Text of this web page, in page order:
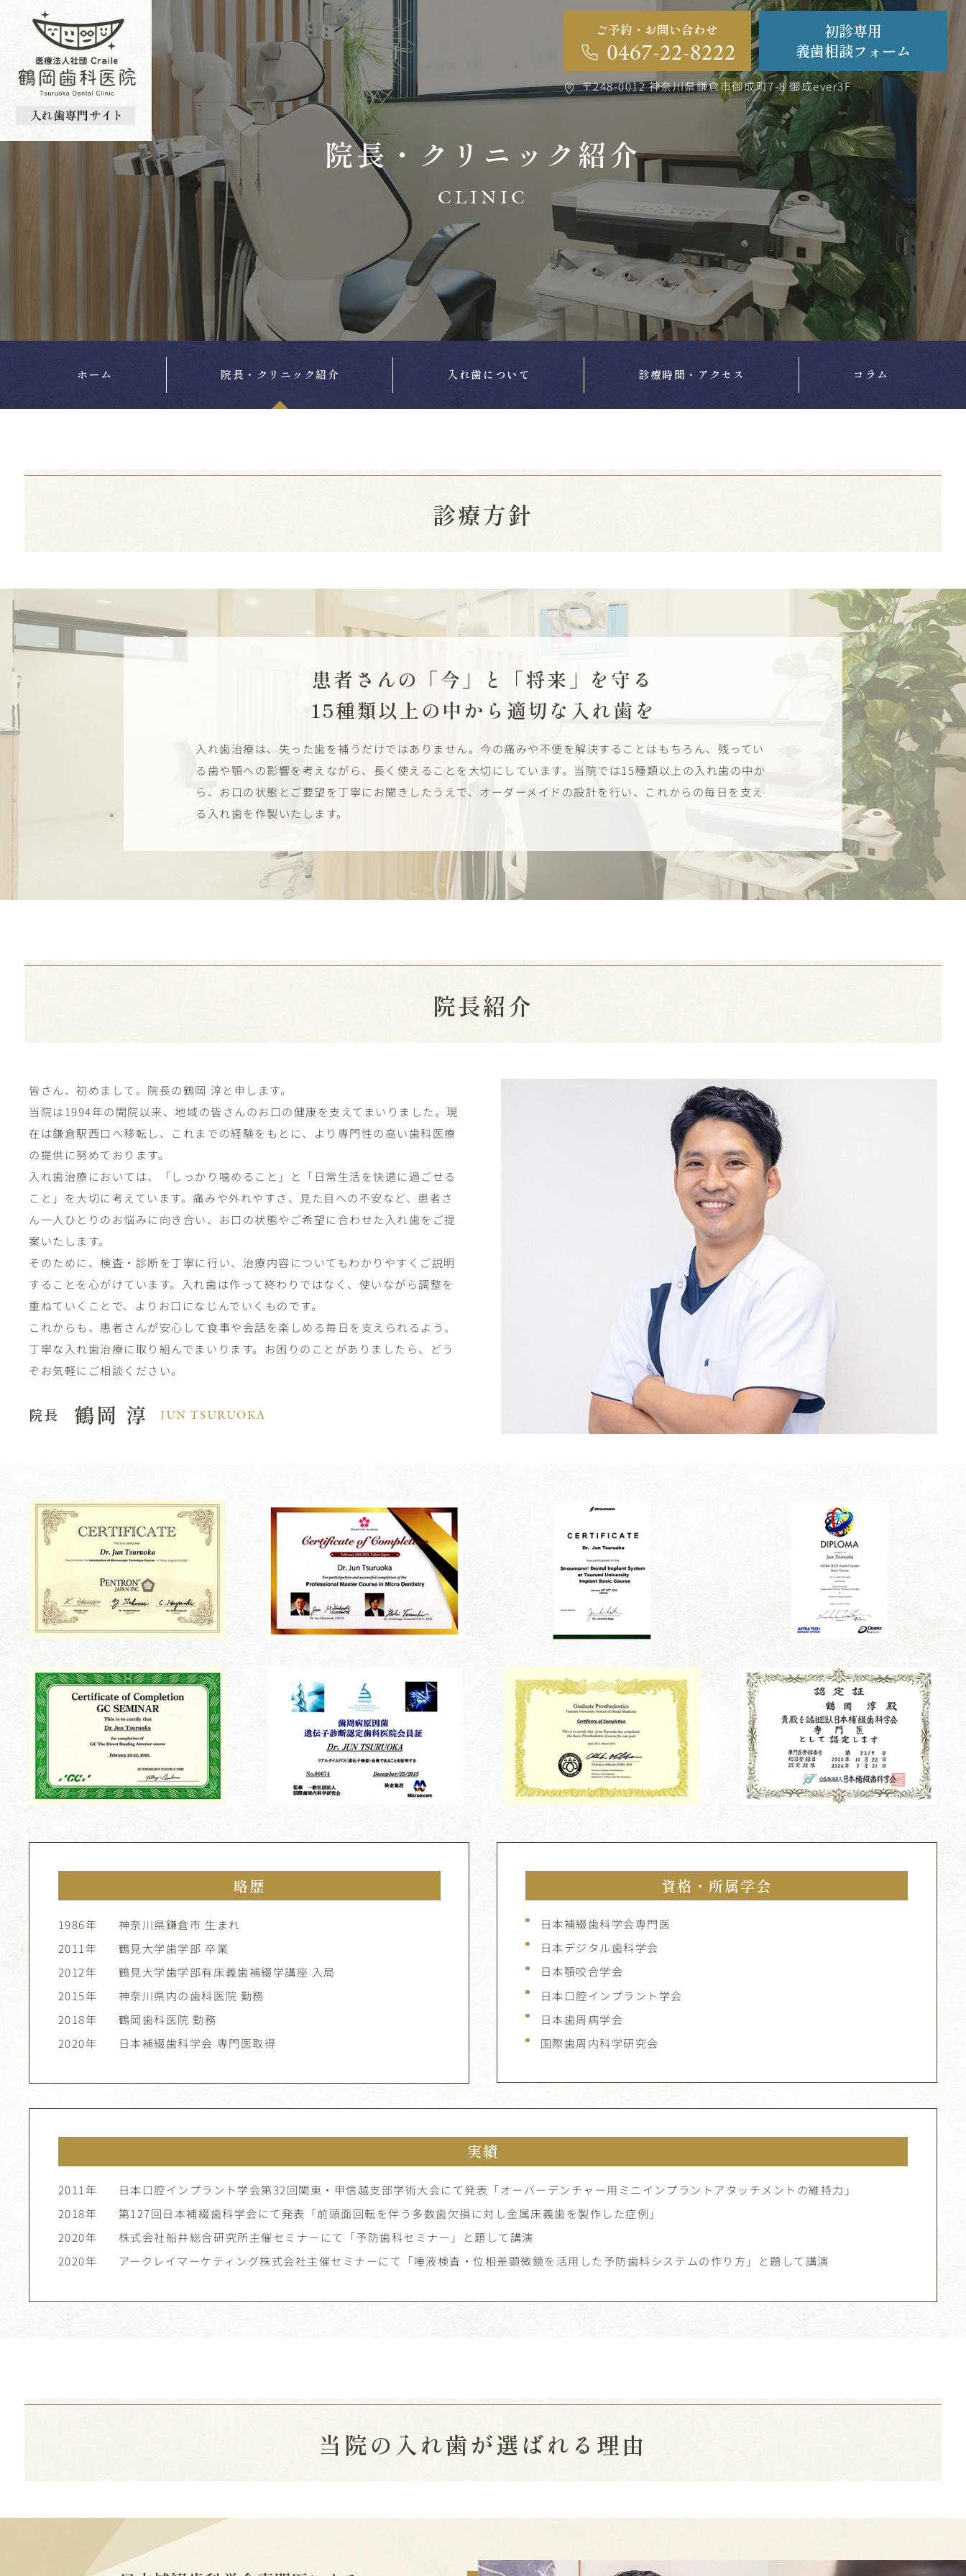
ご予約・お問い合わせ
0467-22-8222
初診専用
義歯相談フォーム
〒248-0012神奈川県鎌倉市御成町7-8 御成ever3F
院長・クリニック紹介
CLINIC
ホーム 院長・クリニック紹介 入れ歯について 診療時間・アクセス コラム
診療方針
患者さんの「今」と「将来」を守る
15種類以上の中から適切な入れ歯を
入れ歯治療は、失った歯を補うだけではありません。今の痛みや不便を解決することはもちろん、残ってい
る歯や顎への影響を考えながら、長く使えることを大切にしています。当院では15種類以上の入れ歯の中か
ら、お口の状態とご要望を丁寧にお聞きしたうえで、オーダーメイドの設計を行い、これからの毎日を支え
る入れ歯を作製いたします。
院長紹介
皆さん、初めまして。院長の鶴岡 淳と申します。
当院は1994年の開院以来、地域の皆さんのお口の健康を支えてまいりました。現
在は鎌倉駅西口へ移転し、これまでの経験をもとに、より専門性の高い歯科医療
の提供に努めております。
入れ歯治療においては、「しっかり噛めること」と「日常生活を快適に過ごせる
こと」を大切に考えています。痛みや外れやすさ、見た目への不安など、患者さ
ん一人ひとりのお悩みに向き合い、お口の状態やご希望に合わせた入れ歯をご提
案いたします。
そのために、検査・診断を丁寧に行い、治療内容についてもわかりやすくご説明
することを心がけています。入れ歯は作って終わりではなく、使いながら調整を
重ねていくことで、よりお口になじんでいくものです。
これからも、患者さんが安心して食事や会話を楽しめる毎日を支えられるよう、
丁寧な入れ歯治療に取り組んでまいります。お困りのことがありましたら、どう
ぞお気軽にご相談ください。
院長 鶴岡 淳 JUN TSURUOKA
略歴
1986年
神奈川県鎌倉市 生まれ
2011年
鶴見大学歯学部 卒業
2012年
鶴見大学歯学部有床義歯補綴学講座 入局
2015年
神奈川県内の歯科医院 勤務
2018年
鶴岡歯科医院 勤務
2020年
日本補綴歯科学会 専門医取得
資格・所属学会
日本補綴歯科学会専門医
日本デジタル歯科学会
日本顎咬合学会
日本口腔インプラント学会
日本歯周病学会
国際歯周内科学研究会
実績
2011年
日本口腔インプラント学会第32回関東・甲信越支部学術大会にて発表「オーバーデンチャー用ミニインプラントアタッチメントの維持力」
2018年
第127回日本補綴歯科学会にて発表「前頭面回転を伴う多数歯欠損に対し金属床義歯を製作した症例」
2020年
株式会社船井総合研究所主催セミナーにて「予防歯科セミナー」と題して講演
2020年
アークレイマーケティング株式会社主催セミナーにて「唾液検査・位相差顕微鏡を活用した予防歯科システムの作り方」と題して講演
当院の入れ歯が選ばれる理由